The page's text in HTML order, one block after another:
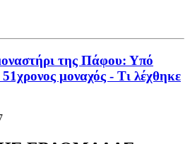
της Πάφου: Υπό
μοναχός - Τι λέχθηκε